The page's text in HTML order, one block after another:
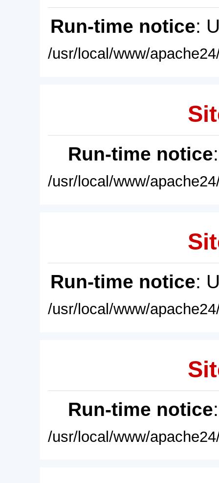
Run-time notice:
/usr/local/www/
Run-time notice
/usr/local/www/
Run-time notice:
/usr/local/www/
Run-time notice
/usr/local/www/